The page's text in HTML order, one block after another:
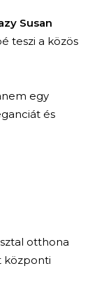
Susan
teszi a közös
egy
és
otthona
központi